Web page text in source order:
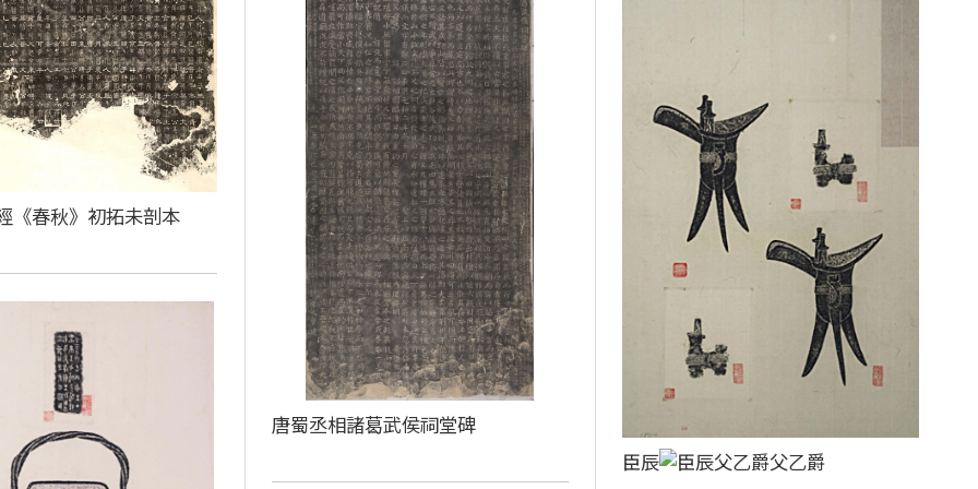
《春秋》初拓未剖本
唐蜀丞相諸葛武侯祠堂碑
臣辰
父乙爵